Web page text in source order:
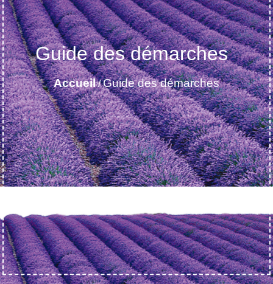
Guide des démarches
Accueil/Guide des démarches